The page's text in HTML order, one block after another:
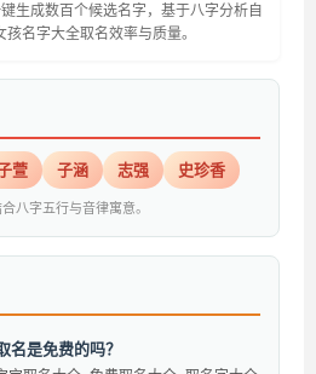
生成数百个候选名字，基于八字分析自
名字大全取名效率与质量。
萱 子涵 志强 史珍香
八字五行与音律寓意。
名是免费的吗？